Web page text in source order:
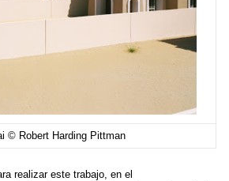
© Robert Harding Pittman
realizar este trabajo, en el